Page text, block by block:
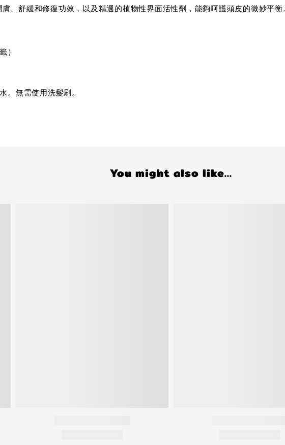
、舒緩和修復功效，以及精選的植物性界面活性劑，能夠呵護頭皮的微妙平衡
）
。無需使用洗髮刷。
You might also like...